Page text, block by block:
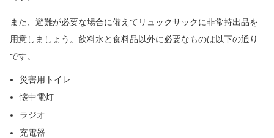
また、避難が必要な場合に備えてリュックサックに非常持出品を
用意しましょう。飲料水と食料品以外に必要なものは以下の通り
です。
災害用トイレ
懐中電灯
ラジオ
充電器